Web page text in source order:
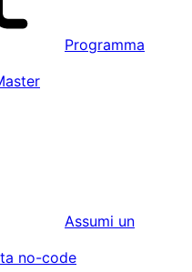
Programma
Assumi un
no-code